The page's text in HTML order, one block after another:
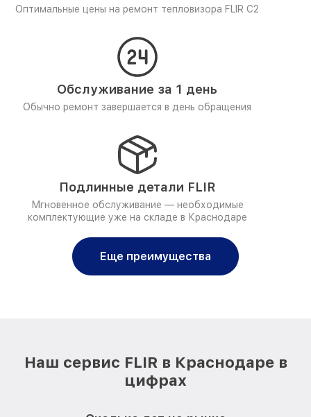
Оптимальные цены на ремонт тепловизора FLIR C2
Обслуживание за 1 день
Обычно ремонт завершается в день обращения
Подлинные детали FLIR
Мгновенное обслуживание — необходимые
комплектующие уже на складе в Краснодаре
Еще преимущества
Наш сервис FLIR в Краснодаре в
цифрах